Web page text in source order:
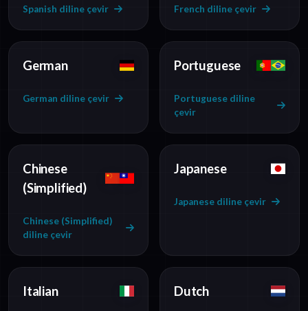
Spanish diline çevir French diline çevir
German
German diline çevir
Portuguese
Portuguese diline
çevir
Chinese
(Simplified)
Chinese (Simplified)
diline çevir
Japanese
Japanese diline çevir
Italian Dutch